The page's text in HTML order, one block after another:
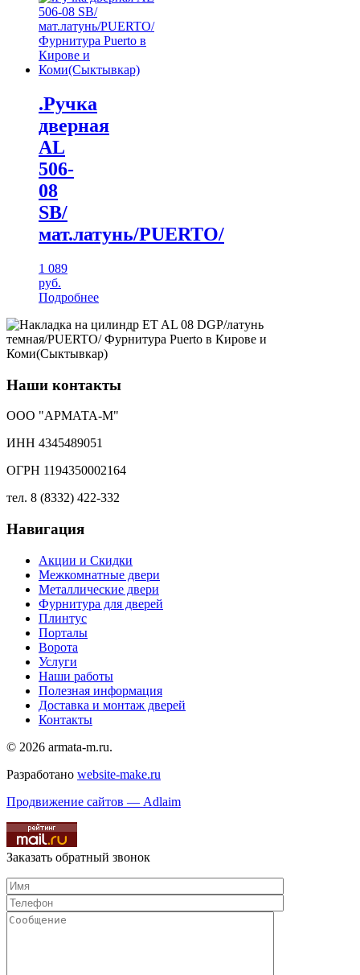
.Ручка
дверная
AL
506-
08
SB/
мат.латунь/PUERTO/
1 089
руб.
Подробнее
Наши контакты
ООО "АРМАТА-М"
ИНН 4345489051
ОГРН 1194350002164
тел. 8 (8332) 422-332
Навигация
Акции и Скидки
Межкомнатные двери
Металлические двери
Фурнитура для дверей
Плинтус
Порталы
Ворота
Услуги
Наши работы
Полезная информация
Доставка и монтаж дверей
Контакты
© 2026 armata-m.ru.
Разработано website-make.ru
Продвижение сайтов — Adlaim
Заказать обратный звонок